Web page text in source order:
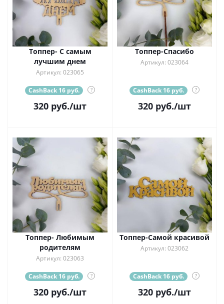
Топпер- С самым
лучшим днем
Артикул: 023065
CashBack 16 руб. ?
320 руб./шт
Топпер-Спасибо
Артикул: 023064
CashBack 16 руб. ?
320 руб./шт
Топпер- Любимым
родителям
Артикул: 023063
CashBack 16 руб. ?
320 руб./шт
Топпер-Самой красивой
Артикул: 023062
CashBack 16 руб. ?
320 руб./шт